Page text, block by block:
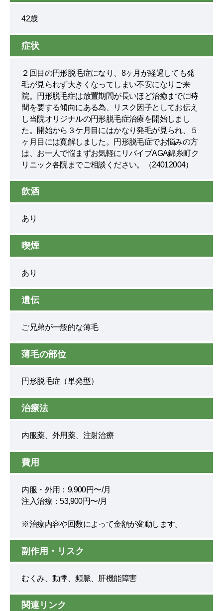
42歳
症状
２回目の円形脱毛症になり、8ヶ月が経過しても発
毛が見られず大きくなってしまい不安になりご来
院。円形脱毛症は放置期間が長いほど治癒までに時
間を要する傾向にある為、リスク因子としてお伝え
し当院オリジナルの円形脱毛症治療を開始しまし
た。開始から３ケ月目にはかなり発毛が見られ、５
ヶ月目には寛解しました。円形脱毛症でお悩みの方
は、お一人で悩まずお気軽にリバイブAGA錦糸町ク
リニック各院までご相談ください。（24012004）
飲酒
あり
喫煙
あり
遺伝
ご兄弟が一般的な薄毛
薄毛の部位
円形脱毛症（単発型）
治療法
内服薬、外用薬、注射治療
費用
内服・外用：9,900円〜/月
注入治療：53,900円〜/月
※治療内容や回数によって金額が変動します。
副作用・リスク
むくみ、動悸、頻脈、肝機能障害
関連リンク